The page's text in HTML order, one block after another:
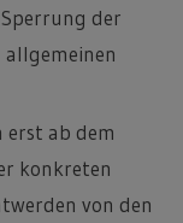
der
erst ab dem
konkreten
von den